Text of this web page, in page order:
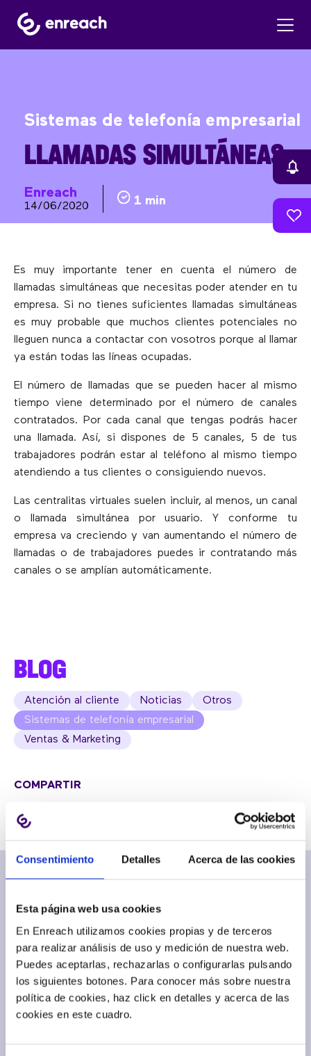
Consentimiento Detalles Acerca de las cookies
Esta página web usa cookies
En Enreach utilizamos cookies propias y de terceros
para realizar análisis de uso y medición de nuestra web.
Puedes aceptarlas, rechazarlas o configurarlas pulsando
los siguientes botones. Para conocer más sobre nuestra
política de cookies, haz click en detalles y acerca de las
cookies en este cuadro.
Sistemas de telefonía empresarial
LLAMADAS SIMULTÁNEAS
Enreach
14/06/2020 1 min
Es muy importante tener en cuenta el número de
llamadas simultáneas que necesitas poder atender en tu
empresa. Si no tienes suficientes llamadas simultáneas
es muy probable que muchos clientes potenciales no
lleguen nunca a contactar con vosotros porque al llamar
ya están todas las líneas ocupadas.
El número de llamadas que se pueden hacer al mismo
tiempo viene determinado por el número de canales
contratados. Por cada canal que tengas podrás hacer
una llamada. Así, si dispones de 5 canales, 5 de tus
trabajadores podrán estar al teléfono al mismo tiempo
atendiendo a tus clientes o consiguiendo nuevos.
Las centralitas virtuales suelen incluir, al menos, un canal
o llamada simultánea por usuario. Y conforme tu
empresa va creciendo y van aumentando el número de
llamadas o de trabajadores puedes ir contratando más
canales o se amplían automáticamente.
BLOG
Atención al cliente Noticias
Otros
Sistemas de telefonía empresarial
Ventas & Marketing
COMPARTIR